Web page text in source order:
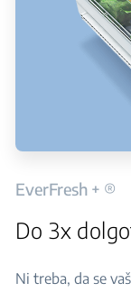
EverFresh + ®
Do 3x
Ni treba, da se